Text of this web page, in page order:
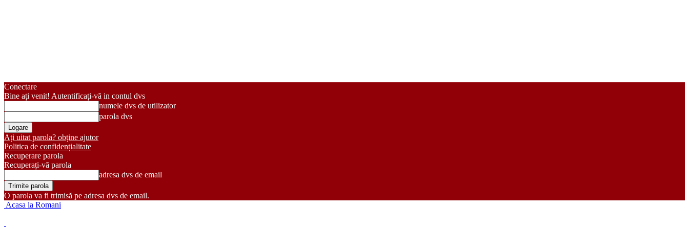
Conectare
Bine ați venit! Autentificați-vă in contul dvs
numele dvs de utilizator
parola dvs
Ați uitat parola? obține ajutor
Politica de confidențialitate
Recuperare parola
Recuperați-vă parola
adresa dvs de email
O parola va fi trimisă pe adresa dvs de email.
Acasa la Romani